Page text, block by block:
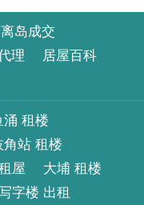
离岛成交
理
居屋百科
涌 租楼
角站 租楼
屋
大埔 租楼
字楼 出租